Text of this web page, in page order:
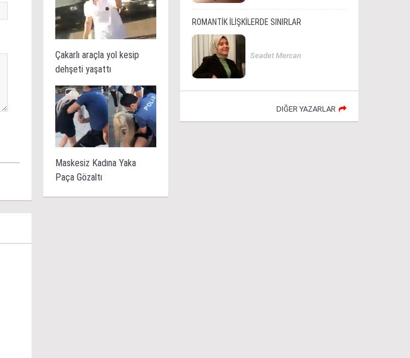
Çakarlı araçla yol kesip
dehşeti yaşattı
Maskesiz Kadına Yaka
Paça Gözaltı
ROMANTİK İLİŞKİLERDE SINIRLAR
Seadet Mercan
DIĞER YAZARLAR